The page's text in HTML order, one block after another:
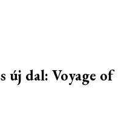
új dal: Voyage of